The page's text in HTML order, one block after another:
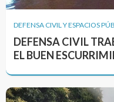
DEFENSA CIVIL Y ESPACIOS
DEFENSA CIVIL
EL BUEN